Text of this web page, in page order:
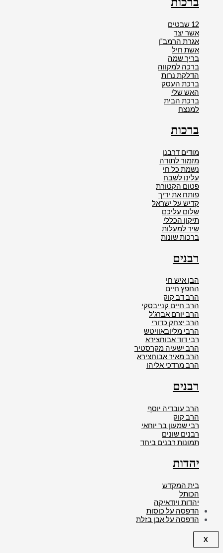
12 שבטים
אשר יצר
אגרת הרמב"ן
אשת חיל
בריך שמה
ברכה למקווה
הדלקת נרות
ברכת העסק
האש שלי
ברכת הבית
למנצח
ברכות
מודים דרבנן
מזמור לתודה
נשמת כל חי
עלינו לשבח
פטום הקטורת
פותח את ידיך
קדיש על ישראל
שלום עליכם
תיקון הכללי
שיר למעלות
ברכות שונות
רבנים
הבן איש חי
החפץ חיים
הרב דב קוק
הרב חיים קנייבסקי
הרב יורם אברג'ל
הרב יצחק כדורי
הרבי מליובאוויטש
רבי דוד אבוחצירא
הרב ישעיה מקרסטיר
הרב מאיר אבוחצירא
הרב מרדכי אליהו
רבנים
הרב עובדיה יוסף
הרב קוק
רבי שמעון בר יוחאי
רבנים שונים
תמונות רבנים ביחד
יהדות
בית המקדש
הכותל
יהדות ויודאיקה
הדפסה על כוסות
הדפסה על אבן בזלת
X